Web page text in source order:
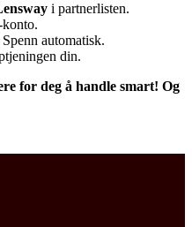
i partnerlisten.
automatisk.
din.
for deg å handle smart! Og